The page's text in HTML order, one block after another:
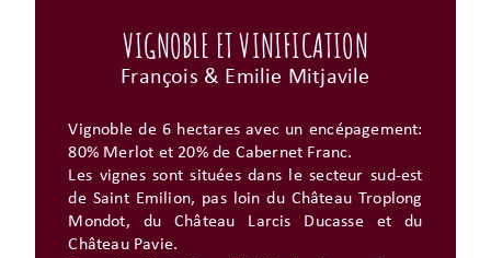
VIGNOBLE ET VINIFICATION
François & Emilie Mitjavile
Vignoble de 6 hectares avec un encépagement:
80% Merlot et 20% de Cabernet Franc.
Les vignes sont situées dans le secteur sud-est
de Saint Emilion, pas loin du Château Troplong
Mondot, du Château Larcis Ducasse et du
Château Pavie.